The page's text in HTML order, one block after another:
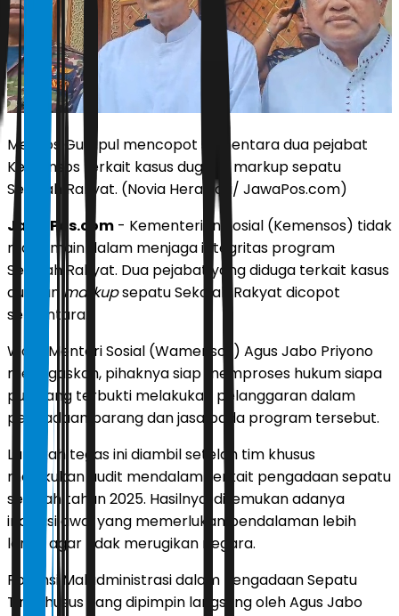
Mensos Gus Ipul mencopot sementara dua pejabat
Kemensos terkait kasus dugaan markup sepatu
Sekolah Rakyat. (Novia Herawati/ JawaPos.com)
JawaPos.com - Kementerian Sosial (Kemensos) tidak
main-main dalam menjaga integritas program
Sekolah Rakyat. Dua pejabat yang diduga terkait kasus
dugaan markupsepatu Sekolah Rakyat dicopot
sementara.
Wakil Menteri Sosial (Wamensos) Agus Jabo Priyono
menegaskan, pihaknya siap memproses hukum siapa
pun yang terbukti melakukan pelanggaran dalam
pengadaan barang dan jasa pada program tersebut.
Langkah tegas ini diambil setelah tim khusus
melakukan audit mendalam terkait pengadaan sepatu
sekolah tahun 2025. Hasilnya, ditemukan adanya
indikasi awal yang memerlukan pendalaman lebih
lanjut agar tidak merugikan negara.
Potensi Maladministrasi dalam Pengadaan Sepatu
Tim khusus yang dipimpin langsung oleh Agus Jabo